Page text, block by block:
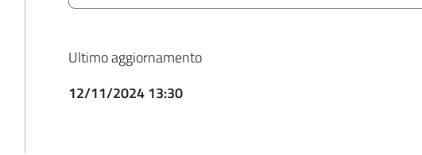
Ultimo aggiornamento
12/11/2024 13:30